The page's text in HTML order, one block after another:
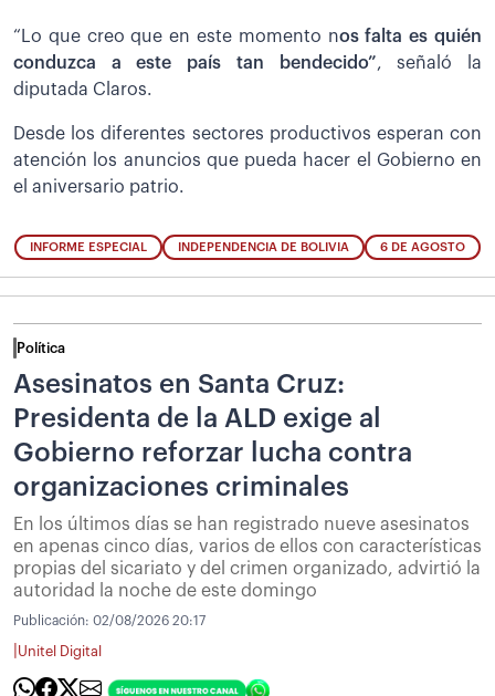
“Lo que creo que en este momento nos falta es quién
conduzca a este país tan bendecido”, señaló la
diputada Claros.
Desde los diferentes sectores productivos esperan con
atención los anuncios que pueda hacer el Gobierno en
el aniversario patrio.
INFORME ESPECIAL INDEPENDENCIA DE BOLIVIA 6 DE AGOSTO
Política
Asesinatos en Santa Cruz:
Presidenta de la ALD exige al
Gobierno reforzar lucha contra
organizaciones criminales
En los últimos días se han registrado nueve asesinatos
en apenas cinco días, varios de ellos con características
propias del sicariato y del crimen organizado, advirtió la
autoridad la noche de este domingo
Publicación: 02/08/2026 20:17
Unitel Digital